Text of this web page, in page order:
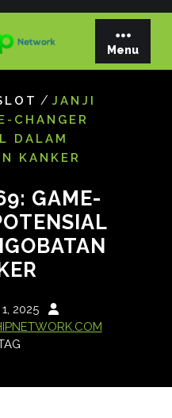
Menu
/ JANJI
CHANGER
DALAM
KANKER
GAME-
2025